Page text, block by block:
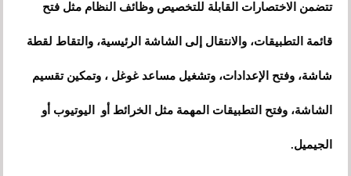
تتضمن الاختصارات القابلة للتخصيص وظائف النظام مثل فتح
قائمة التطبيقات، والانتقال إلى الشاشة الرئيسية، والتقاط لقطة
شاشة، وفتح الإعدادات، وتشغيل مساعد غوغل ، وتمكين تقسيم
الشاشة، وفتح التطبيقات المهمة مثل الخرائط أو اليوتيوب أو
الجيميل.